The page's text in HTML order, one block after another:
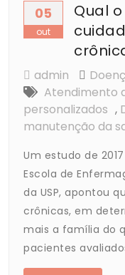
05
out
Qual
admin
Atendimento
personalizados ,
manutenção da
Um estudo de
Escola de
da USP, apontou
crônicas, em
mais a família do
pacientes